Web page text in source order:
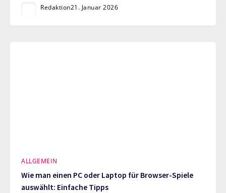
Redaktion21. Januar 2026
ALLGEMEIN
Wie man einen PC oder Laptop für Browser-Spiele
auswählt: Einfache Tipps